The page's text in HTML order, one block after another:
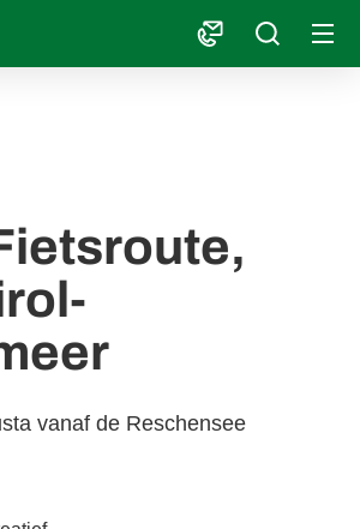
vanaf de Reschensee